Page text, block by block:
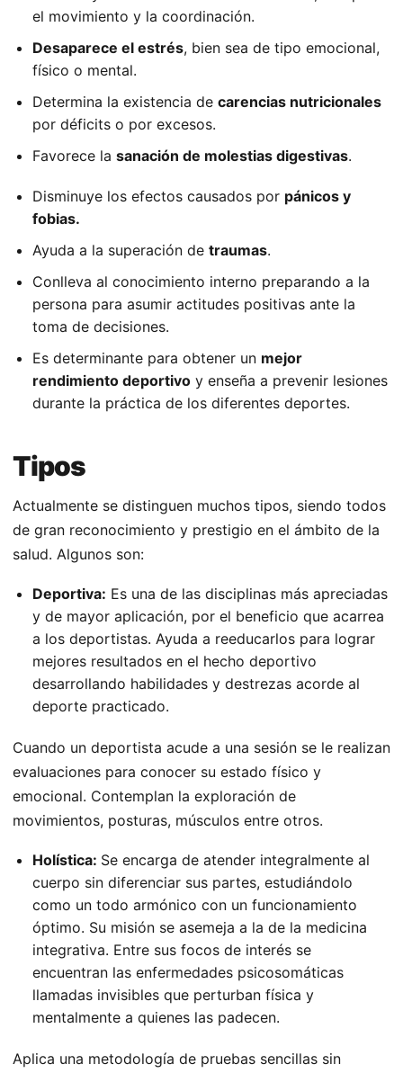
el movimiento y la coordinación.
Desaparece el estrés, bien sea de tipo emocional,
físico o mental.
Determina la existencia de carencias nutricionales
por déficits o por excesos.
Favorece la sanación de molestias digestivas.
Disminuye los efectos causados por pánicos y
fobias.
Ayuda a la superación de traumas.
Conlleva al conocimiento interno preparando a la
persona para asumir actitudes positivas ante la
toma de decisiones.
Es determinante para obtener un mejor
rendimiento deportivo y enseña a prevenir lesiones
durante la práctica de los diferentes deportes.
Tipos
Actualmente se distinguen muchos tipos, siendo todos
de gran reconocimiento y prestigio en el ámbito de la
salud. Algunos son:
Deportiva: Es una de las disciplinas más apreciadas
y de mayor aplicación, por el beneficio que acarrea
a los deportistas. Ayuda a reeducarlos para lograr
mejores resultados en el hecho deportivo
desarrollando habilidades y destrezas acorde al
deporte practicado.
Cuando un deportista acude a una sesión se le realizan
evaluaciones para conocer su estado físico y
emocional. Contemplan la exploración de
movimientos, posturas, músculos entre otros.
Holística: Se encarga de atender integralmente al
cuerpo sin diferenciar sus partes, estudiándolo
como un todo armónico con un funcionamiento
óptimo. Su misión se asemeja a la de la medicina
integrativa. Entre sus focos de interés se
encuentran las enfermedades psicosomáticas
llamadas invisibles que perturban física y
mentalmente a quienes las padecen.
Aplica una metodología de pruebas sencillas sin